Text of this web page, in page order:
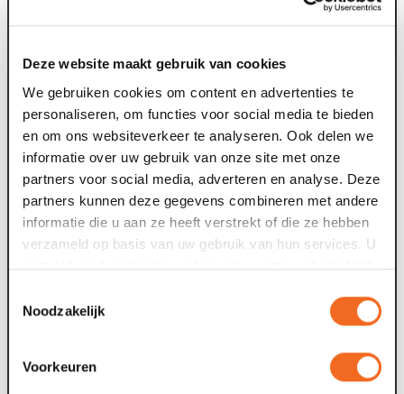
Deze website maakt gebruik van cookies
We gebruiken cookies om content en advertenties te
personaliseren, om functies voor social media te bieden
en om ons websiteverkeer te analyseren. Ook delen we
informatie over uw gebruik van onze site met onze
partners voor social media, adverteren en analyse. Deze
partners kunnen deze gegevens combineren met andere
informatie die u aan ze heeft verstrekt of die ze hebben
verzameld op basis van uw gebruik van hun services. U
gaat akkoord met onze cookies als u onze website blijft
Noodzakelijk
Voorkeuren
Per voorstelling zijn beperkt aantal plaatsen (voor 18
personen). De voorstelling start op meerdere
momenten per dag.
Er zijn 6 verschillende wandelroutes ieder met een
exclusief verhaal.
Iedere route duurt ongeveer 50 minuten.
Je beleeft de audioroute alleen.
Je ticket is geldig voor 1 van de 6 routes.
Wil je meerdere routes beleven op dezelfde
entreekaart met een andere aanvangstijd. (NB: zorg
dat er minimaal 1 uur tussen beiden aanvangstijden
zit zodat beiden tours elkaar niet overlappen).